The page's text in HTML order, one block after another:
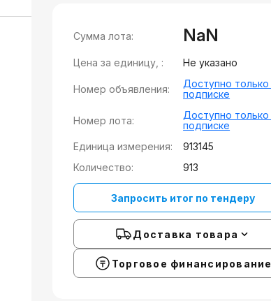
Сумма лота: NaN
Цена за единицу, : Не указано
Номер объявления:
Доступно только
подписке
Номер лота:
Доступно только
подписке
Единица измерения:
913145
Количество:
913
Запросить итог по тендеру
Доставка товара
Торговое финансирование